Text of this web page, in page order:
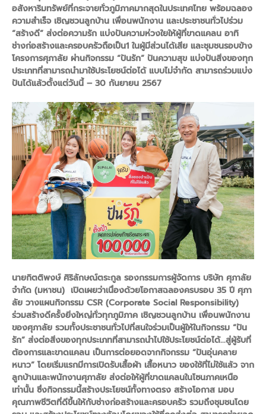
อสังหาริมทรัพย์ที่กระจายทั่วภูมิภาคมากสุดในประเทศไทย พร้อมฉลอง
ความสำเร็จ เชิญชวนลูกบ้าน เพื่อนพนักงาน และประชาชนทั่วไปร่วม
“สร้างดี” ส่งต่อความรัก แบ่งปันความห่วงใยให้ผู้ที่ขาดแคลน อาทิ
ช่างก่อสร้างและครอบครัวถือเป็น1 ในผู้มีส่วนได้เสีย และชุมชนรอบข้าง
โครงการศุภาลัย ผ่านกิจกรรม “ปันรัก” ปันความสุข แบ่งปันสิ่งของทุก
ประเภทที่สามารถนำมาใช้ประโยชน์ต่อได้ แบบไม่จำกัด สามารถร่วมแบ่ง
ปันได้แล้วตั้งแต่วันนี้ – 30 กันยายน 2567
นายกิตติพงษ์ ศิริลักษณ์ตระกูล รองกรรมการผู้จัดการ บริษัท ศุภาลัย
จำกัด (มหาชน) เปิดเผยว่าเนื่องด้วยโอกาสฉลองครบรอบ 35 ปี ศุภา
ลัย วางแผนกิจกรรม CSR (Corporate Social Responsibility)
ร่วมสร้างดีครั้งยิ่งใหญ่ทั่วทุกภูมิภาค เชิญชวนลูกบ้าน เพื่อนพนักงาน
ของศุภาลัย รวมทั้งประชาชนทั่วไปที่สนใจร่วมเป็นผู้ให้ในกิจกรรม “ปัน
รัก” ส่งต่อสิ่งของทุกประเภทที่สามารถนำไปใช้ประโยชน์ต่อได้...สู่ผู้รับที่
ต้องการและขาดแคลน เป็นการต่อยอดจากกิจกรรม “ปันอุ่นคลาย
หนาว” โดยเริ่มแรกมีการเปิดรับเสื้อผ้า เสื้อหนาว ของใช้ที่ไม่ใช้แล้ว จาก
ลูกบ้านและพนักงานศุภาลัย ส่งต่อให้ผู้ที่ขาดแคลนในโซนภาคเหนือ
เท่านั้น ซึ่งกิจกรรมนี้สร้างประโยชน์ทั้งทางตรง สร้างโอกาส มอบ
คุณภาพชีวิตที่ดีขึ้นให้กับช่างก่อสร้างและครอบครัว รวมถึงชุมชนโดย